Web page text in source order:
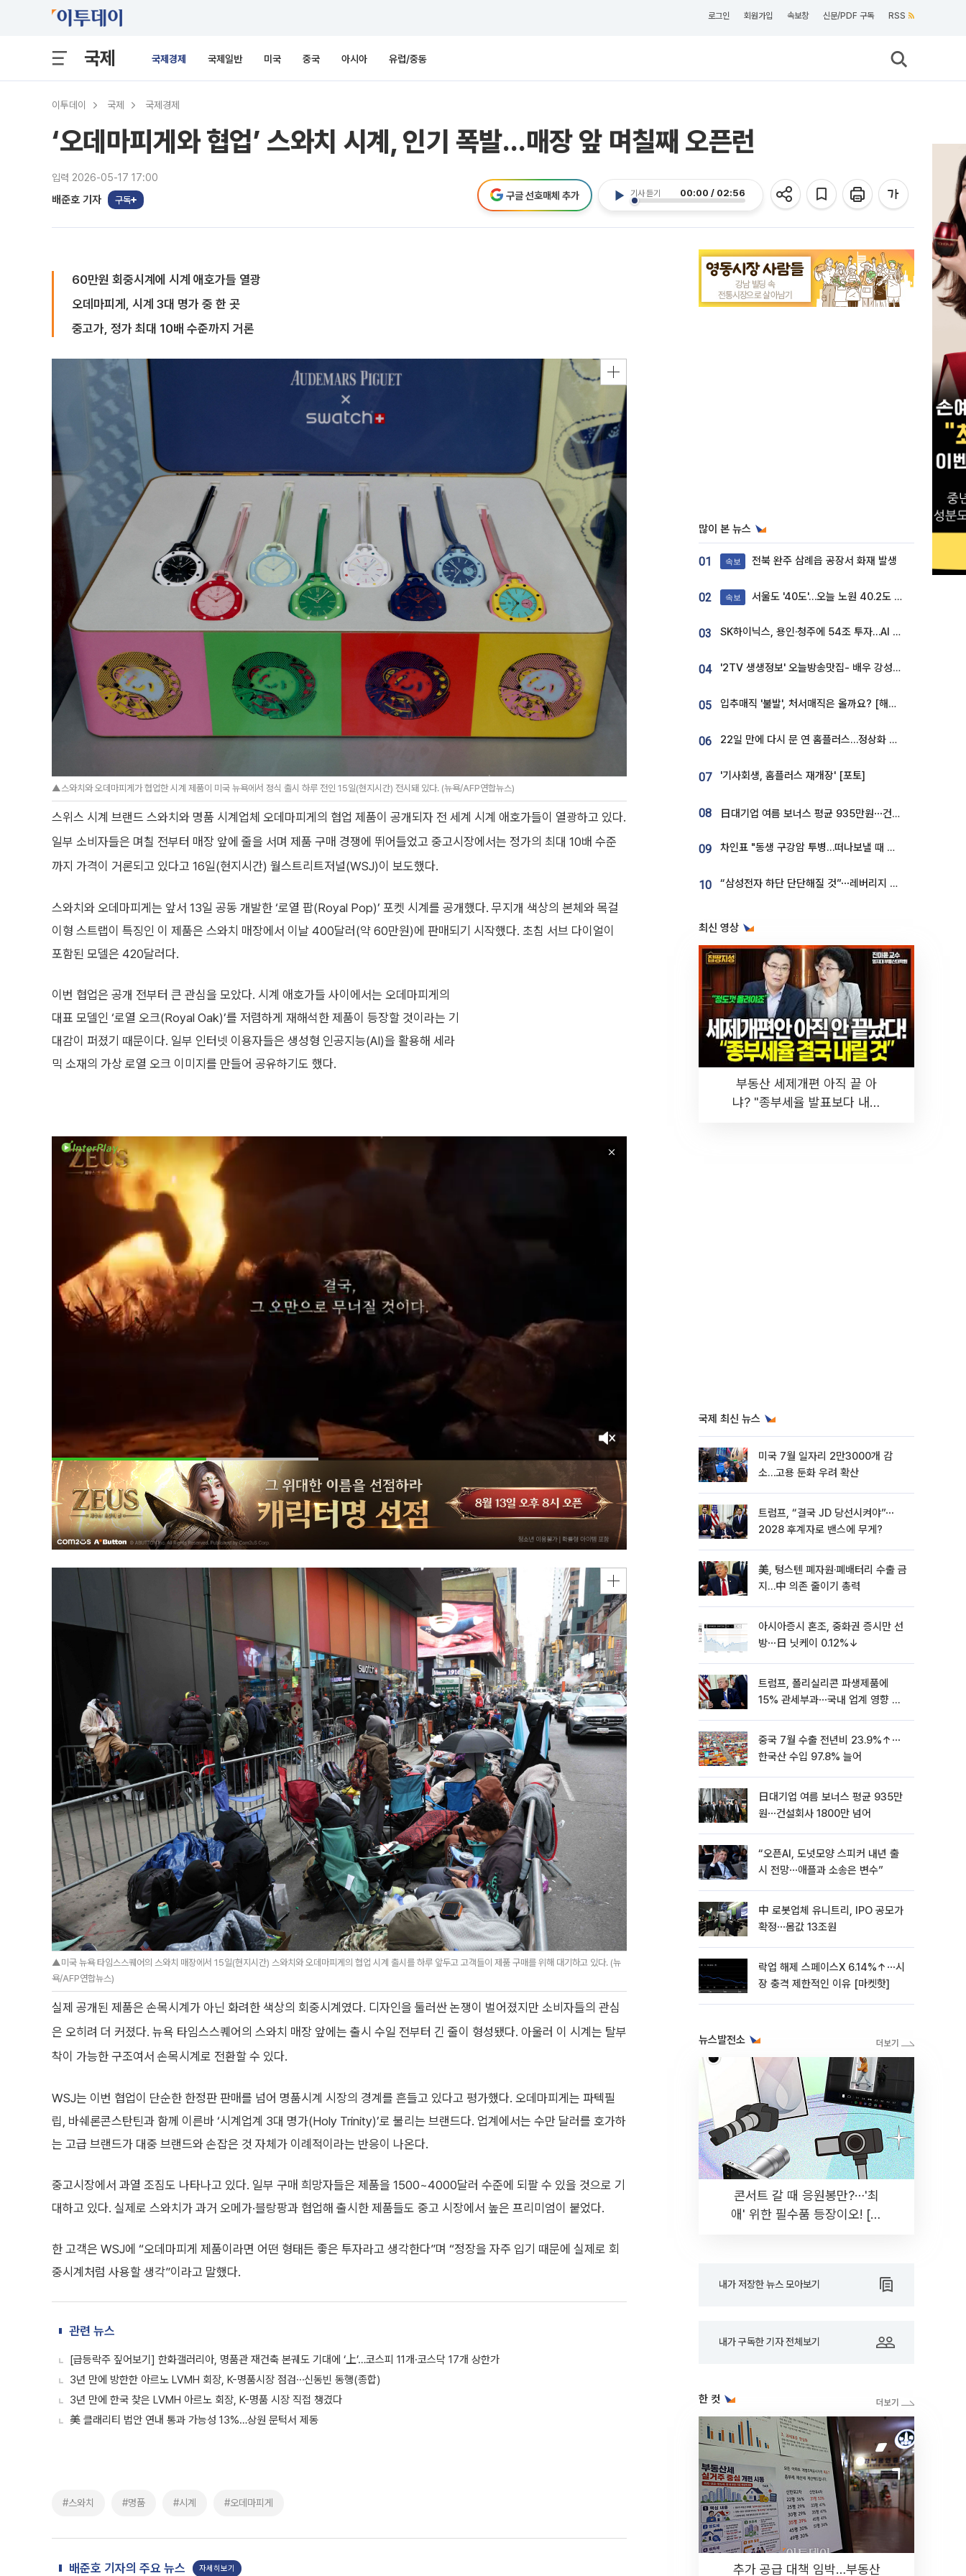
로그인 회원가입 속보창 신문/PDF 구독 RSS
국제 국제경제 국제일반 미국 중국 아시아 유럽/중동
이투데이 국제 국제경제
‘오데마피게와 협업’ 스와치 시계, 인기 폭발…매장 앞 며칠째 오픈런
입력 2026-05-17 17:00
배준호 기자 구독
기사 듣기 00:00 / 02:56
구글 선호매체 추가
60만원 회중시계에 시계 애호가들 열광
오데마피게, 시계 3대 명가 중 한 곳
중고가, 정가 최대 10배 수준까지 거론
▲스와치와 오데마피게가 협업한 시계 제품이 미국 뉴욕에서 정식 출시 하루 전인 15일(현지시간) 전시돼 있다. (뉴욕/AFP연합뉴스)
스위스 시계 브랜드 스와치와 명품 시계업체 오데마피게의 협업 제품이 공개되자 전 세계 시계 애호가들이 열광하고 있다.
일부 소비자들은 며칠 전부터 매장 앞에 줄을 서며 제품 구매 경쟁에 뛰어들었고 중고시장에서는 정가의 최대 10배 수준
까지 가격이 거론되고 있다고 16일(현지시간) 월스트리트저널(WSJ)이 보도했다.
스와치와 오데마피게는 앞서 13일 공동 개발한 ‘로열 팝(Royal Pop)’ 포켓 시계를 공개했다. 무지개 색상의 본체와 목걸
이형 스트랩이 특징인 이 제품은 스와치 매장에서 이날 400달러(약 60만원)에 판매되기 시작했다. 초침 서브 다이얼이
포함된 모델은 420달러다.
이번 협업은 공개 전부터 큰 관심을 모았다. 시계 애호가들 사이에서는 오데마피게의
대표 모델인 ‘로열 오크(Royal Oak)’를 저렴하게 재해석한 제품이 등장할 것이라는 기
대감이 퍼졌기 때문이다. 일부 인터넷 이용자들은 생성형 인공지능(AI)을 활용해 세라
믹 소재의 가상 로열 오크 이미지를 만들어 공유하기도 했다.
▲미국 뉴욕 타임스스퀘어의 스와치 매장에서 15일(현지시간) 스와치와 오데마피게의 협업 시계 출시를 하루 앞두고 고객들이 제품 구매를 위해 대기하고 있다. (뉴
욕/AFP연합뉴스)
실제 공개된 제품은 손목시계가 아닌 화려한 색상의 회중시계였다. 디자인을 둘러싼 논쟁이 벌어졌지만 소비자들의 관심
은 오히려 더 커졌다. 뉴욕 타임스스퀘어의 스와치 매장 앞에는 출시 수일 전부터 긴 줄이 형성됐다. 아울러 이 시계는 탈부
착이 가능한 구조여서 손목시계로 전환할 수 있다.
WSJ는 이번 협업이 단순한 한정판 판매를 넘어 명품시계 시장의 경계를 흔들고 있다고 평가했다. 오데마피게는 파텍필
립, 바쉐론콘스탄틴과 함께 이른바 ‘시계업계 3대 명가(Holy Trinity)’로 불리는 브랜드다. 업계에서는 수만 달러를 호가하
는 고급 브랜드가 대중 브랜드와 손잡은 것 자체가 이례적이라는 반응이 나온다.
중고시장에서 과열 조짐도 나타나고 있다. 일부 구매 희망자들은 제품을 1500~4000달러 수준에 되팔 수 있을 것으로 기
대하고 있다. 실제로 스와치가 과거 오메가·블랑팡과 협업해 출시한 제품들도 중고 시장에서 높은 프리미엄이 붙었다.
한 고객은 WSJ에 “오데마피게 제품이라면 어떤 형태든 좋은 투자라고 생각한다”며 “정장을 자주 입기 때문에 실제로 회
중시계처럼 사용할 생각”이라고 말했다.
관련 뉴스
[급등락주 짚어보기] 한화갤러리아, 명품관 재건축 본궤도 기대에 ‘上’…코스피 11개·코스닥 17개 상한가
3년 만에 방한한 아르노 LVMH 회장, K-명품시장 점검⋯신동빈 동행(종합)
3년 만에 한국 찾은 LVMH 아르노 회장, K-명품 시장 직접 챙겼다
美 클래리티 법안 연내 통과 가능성 13%…상원 문턱서 제동
#스와치 #명품 #시계 #오데마피게
배준호 기자의 주요 뉴스 자세히보기
많이 본 뉴스
01 속보 전북 완주 삼례읍 공장서 화재 발생
02 속보 서울도 '40도'…오늘 노원 40.2도 기록
03 SK하이닉스, 용인·청주에 54조 투자…AI 메모리 생산기지 키운다
04 '2TV 생생정보' 오늘방송맛집- 배우 강성진 단골! 쌀국수ㆍ푸팟퐁 커리 맛집 '블○○○'
05 입추매직 '불발', 처서매직은 올까요? [해시태그]
06 22일 만에 다시 문 연 홈플러스…정상화 바쁜데 재고 없어 ‘발동동’[가보니]
07 '기사회생, 홈플러스 재개장' [포토]
08 日대기업 여름 보너스 평균 935만원⋯건설회사 1800만 넘어
09 차인표 "동생 구강암 투병…떠나보낼 때 가장 힘들었다”
10 “삼성전자 하단 단단해질 것”⋯레버리지 규제에 쏠림 완화 [찐코노미]
최신 영상
부동산 세제개편 아직 끝 아
냐? "종부세율 발표보다 내릴
국제 최신 뉴스
미국 7월 일자리 2만3000개 감
소…고용 둔화 우려 확산
트럼프, “결국 JD 당선시켜야”⋯
2028 후계자로 밴스에 무게?
美, 텅스텐 폐자원·폐배터리 수출 금
지…中 의존 줄이기 총력
아시아증시 혼조, 중화권 증시만 선
방⋯日 닛케이 0.12%↓
트럼프, 폴리실리콘 파생제품에
15% 관세부과⋯국내 업계 영향 촉
중국 7월 수출 전년비 23.9%↑⋯
한국산 수입 97.8% 늘어
日대기업 여름 보너스 평균 935만
원⋯건설회사 1800만 넘어
“오픈AI, 도넛모양 스피커 내년 출
시 전망⋯애플과 소송은 변수”
中 로봇업체 유니트리, IPO 공모가
확정⋯몸값 13조원
락업 해제 스페이스X 6.14%↑⋯시
장 충격 제한적인 이유 [마켓핫]
뉴스발전소
콘서트 갈 때 응원봉만?⋯'최
애' 위한 필수품 등장이오! [솔
내가 저장한 뉴스 모아보기
내가 구독한 기자 전체보기
한 컷
추가 공급 대책 임박…부동산